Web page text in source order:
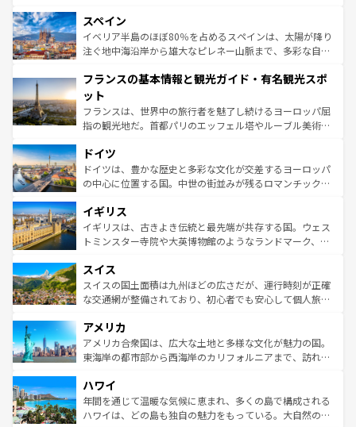
ろん、トスカーナの美しい田園風景やアマルフィ海岸の絶
景など、自然景観も見逃せない。観光の合間には、本場の
ピザやパスタなど、絶品のイタリア料理を堪能することも
ませてくれるイタリアで、忘れられない旅をしてみよう！
なお、新着のイタリア情報は
しい。
スペイン
イベリア半島のほぼ80％を占めるスペインは、太陽が降り
注ぐ地中海沿岸から雄大なピレネー山脈まで、多彩な自然
文化が根付くこの国では、情熱的なフラメンコ、熱気あふ
れる闘牛、そして美味しいタパスが生活の一部となってい
る。首都マドリードの洗練された雰囲気や、バルセロナの
アートに溢れた街角から、地方では古代ローマ遺跡や中世
せる。地方によって風土や気候が異なるスペインはその個
性で訪れる人を魅了する。 なお、新着のスペイン情報は コ
ンテンツ一覧を参照してほしい。
フランスの基本情報と観光ガイド・有名観光スポ
ット
フランスは、世界中の旅行者を魅了し続けるヨーロッパ屈
指の観光地だ。首都パリのエッフェル塔やルーブル美術館
で、幅広い魅力が詰まっている。華麗な宮殿、歴史的な大
聖堂、美しいビーチ、そして豊かな自然が、訪れる者を心
から魅了する。また、フランスは美食の国としても知ら
いる。シャンパンの発祥地であるランス、プロヴァンスの
香り高いラベンダー畑など、多彩な楽しみ方が可能だ。さ
らに、パリ以外の地域にも魅力が溢れており、どの街角に
れる地方に足を運ぶとそれぞれで全く異なる文化を体験で
きるだろう。 なお、新着のフランス情報はコンテンツ一覧
を参照してほしい。
ドイツ
ドイツは、豊かな歴史と多彩な文化が交差するヨーロッパ
の中心に位置する国。中世の街並みが残るロマンチック街
顔を持つこの国は、どこを歩いても飽きることがない。ベ
ルリンの文化的活気、バイエルン州のアルプスの絶景、そ
してライン川沿いのワイン畑といった風景は必見。ビール
は、お酒好きな人にはぜひ体験してほしい。 なお、新着の
ドイツ情報はコンテンツ一覧を参照してほしい。
イギリス
イギリスは、古きよき伝統と最先端が共存する国。ウェス
トミンスター寺院や大英博物館のようなランドマーク、歴
リアごとに異なる魅力がある。また、優雅なアフタヌーン
ティー、ビール好きにはたまらない英国パブ、サッカー観
戦など、本場だからこそできる体験も豊富。イギリスを旅
ンツ一覧を参照してほしい。
スイス
スイスの国土面積は九州ほどの広さだが、運行時刻が正確
な交通網が整備されており、初心者でも安心して個人旅行
の建物がそのまま残る町や、スイスならではのユニークな
博物館もあり、アルプス観光だけでなく町歩きも満喫する
ことができる。国民の所得が高いため物価も高いが、旅行
ば市内交通費無料で観光を楽しむこともできる。 なお、新
着のスイス情報はコンテンツ一覧 を参照してほしい。
アメリカ
アメリカ合衆国は、広大な土地と多様な文化が魅力の国。
東海岸の都市部から西海岸のカリフォルニアまで、訪れる
のような巨大都市は、観光、ショッピング、エンターテイ
ンメントが詰まった刺激的なスポットだ。一方、アメリカ
西部には大自然が広がり、グランドキャニオンやイエロー
ハワイ
年間を通じて温暖な気候に恵まれ、多くの島で構成される
ハワイは、どの島も独自の魅力をもっている。大自然の神